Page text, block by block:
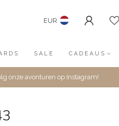
EUR
SALE CADEAUS
onze avonturen op Instagram!